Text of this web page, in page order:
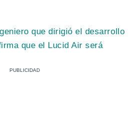
que dirigió el desarrollo
que el Lucid Air será